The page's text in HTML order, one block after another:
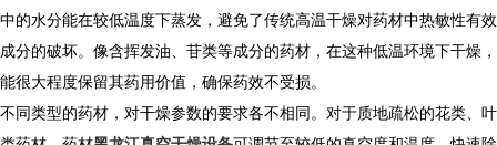
中的水分能在较低温度下蒸发，避免了传统高温干燥对药材中热敏性有效
成分的破坏。像含挥发油、苷类等成分的药材，在这种低温环境下干燥，
能很大程度保留其药用价值，确保药效不受损。
不同类型的药材，对干燥参数的要求各不相同。对于质地疏松的花类、叶